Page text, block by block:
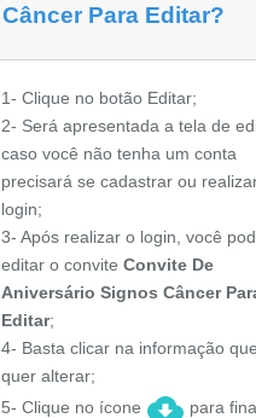
Câncer Para Editar?
1- Clique no botão Editar;
2- Será apresentada a tela de
caso você não tenha um conta
precisará se cadastrar ou
login;
3- Após realizar o login, você
editar o convite Convite De
Aniversário Signos Câncer
Editar;
4- Basta clicar na informação que
quer alterar;
5- Clique no ícone
para